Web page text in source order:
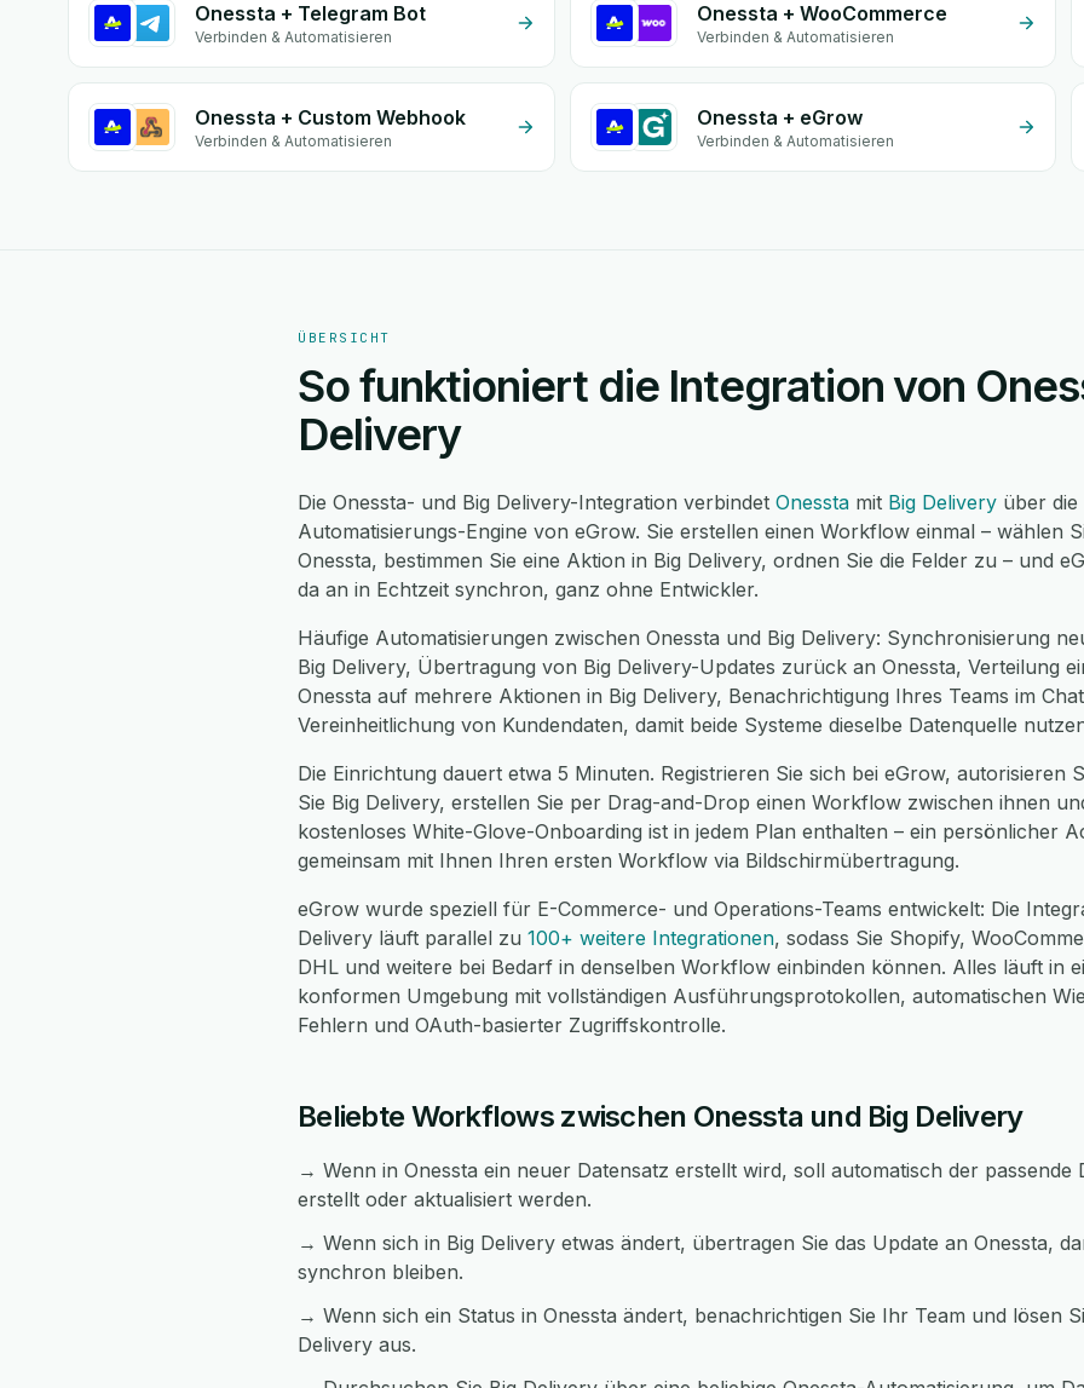
Onessta + Telegram Bot
Verbinden & Automatisieren
Onessta + WooCommerce
Verbinden & Automatisieren
Onessta + Custom Webhook
Verbinden & Automatisieren
Onessta + eGrow
Verbinden & Automatisieren
ÜBERSICHT
So funktioniert die Integration von
Delivery
Die Onessta- und Big Delivery-Integration verbindet Onessta mit Big Delivery über
Automatisierungs-Engine von eGrow. Sie erstellen einen Workflow einmal – wählen
Onessta, bestimmen Sie eine Aktion in Big Delivery, ordnen Sie die Felder zu – und
da an in Echtzeit synchron, ganz ohne Entwickler.
Häufige Automatisierungen zwischen Onessta und Big Delivery: Synchronisierung
Big Delivery, Übertragung von Big Delivery-Updates zurück an Onessta, Verteilung
Onessta auf mehrere Aktionen in Big Delivery, Benachrichtigung Ihres Teams im
Vereinheitlichung von Kundendaten, damit beide Systeme dieselbe Datenquelle
Die Einrichtung dauert etwa 5 Minuten. Registrieren Sie sich bei eGrow, autorisieren
Sie Big Delivery, erstellen Sie per Drag-and-Drop einen Workflow zwischen ihnen
kostenloses White-Glove-Onboarding ist in jedem Plan enthalten – ein persönlicher
gemeinsam mit Ihnen Ihren ersten Workflow via Bildschirmübertragung.
eGrow wurde speziell für E-Commerce- und Operations-Teams entwickelt: Die
Delivery läuft parallel zu 100+ weitere Integrationen, sodass Sie Shopify,
DHL und weitere bei Bedarf in denselben Workflow einbinden können. Alles läuft in
konformen Umgebung mit vollständigen Ausführungsprotokollen, automatischen
Fehlern und OAuth-basierter Zugriffskontrolle.
Beliebte Workflows zwischen Onessta und Big Delivery
→ Wenn in Onessta ein neuer Datensatz erstellt wird, soll automatisch der passende
erstellt oder aktualisiert werden.
→ Wenn sich in Big Delivery etwas ändert, übertragen Sie das Update an Onessta,
synchron bleiben.
→ Wenn sich ein Status in Onessta ändert, benachrichtigen Sie Ihr Team und lösen
Delivery aus.